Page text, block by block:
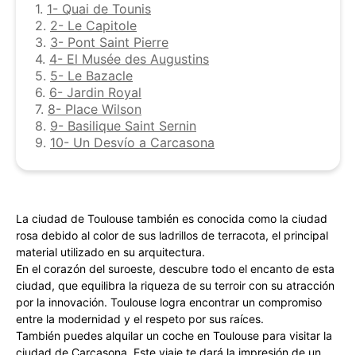
1. 1- Quai de Tounis
2. 2- Le Capitole
3. 3- Pont Saint Pierre
4. 4- El Musée des Augustins
5. 5- Le Bazacle
6. 6- Jardin Royal
7. 8- Place Wilson
8. 9- Basilique Saint Sernin
9. 10- Un Desvío a Carcasona
La ciudad de Toulouse también es conocida como la ciudad
rosa debido al color de sus ladrillos de terracota, el principal
material utilizado en su arquitectura.
En el corazón del suroeste, descubre todo el encanto de esta
ciudad, que equilibra la riqueza de su terroir con su atracción
por la innovación. Toulouse logra encontrar un compromiso
entre la modernidad y el respeto por sus raíces.
También puedes alquilar un coche en Toulouse para visitar la
ciudad de Carcasona. Este viaje te dará la impresión de un